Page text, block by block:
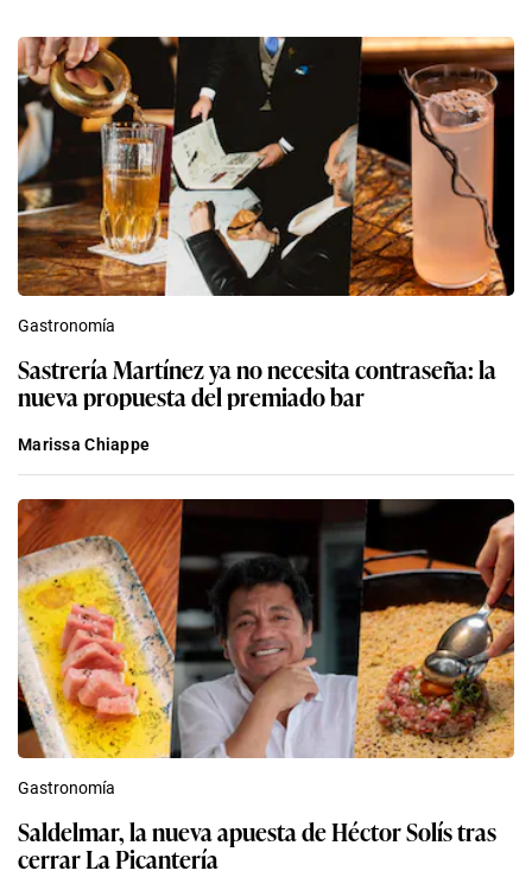
Gastronomía
Sastrería Martínez ya no necesita contraseña: la
nueva propuesta del premiado bar
Marissa Chiappe
Gastronomía
Saldelmar, la nueva apuesta de Héctor Solís tras
cerrar La Picantería